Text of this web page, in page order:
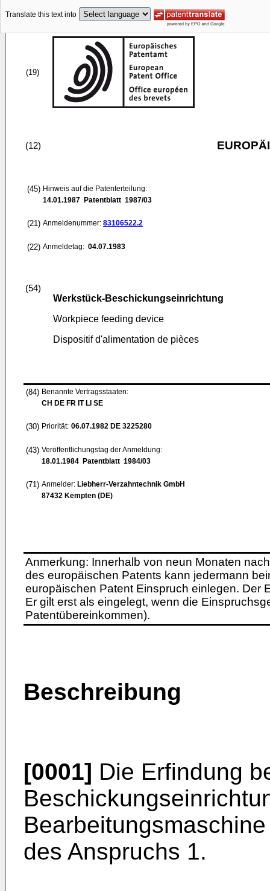
Translate this text into
(19)
(12)
(45) Hinweis auf die Patenterteilung:
14.01.1987 Patentblatt 1987/03
(21) Anmeldenummer: 83106522.2
(22) Anmeldetag: 04.07.1983
(54)
Werkstück-Beschickungseinrichtung
Workpiece feeding device
Dispositif d'alimentation de pièces
(84) Benannte Vertragsstaaten:
CH DE FR IT LI SE
(30) Priorität: 06.07.1982 DE 3225280
(43) Veröffentlichungstag der Anmeldung:
18.01.1984 Patentblatt 1984/03
(71) Anmelder: Liebherr-Verzahntechnik GmbH
87432 Kempten (DE)
Anmerkung: Innerhalb von neun Monaten
des europäischen Patents kann jedermann
europäischen Patent Einspruch einlegen. Der
Er gilt erst als eingelegt, wenn die
Patentübereinkommen).
Beschreibung
[0001] Die Erfindung
des Anspruchs 1.